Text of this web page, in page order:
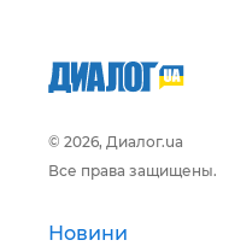
© 2026, Диалог.ua
Все права защищены.
Новини